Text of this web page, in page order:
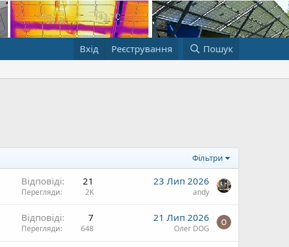
Вхід Реєстрування Пошук
Фільтри
Відповіді 21
Перегляди 2K
23 Лип 2026
andy
Відповіді 7
Перегляди 648
21 Лип 2026
Олег DOG